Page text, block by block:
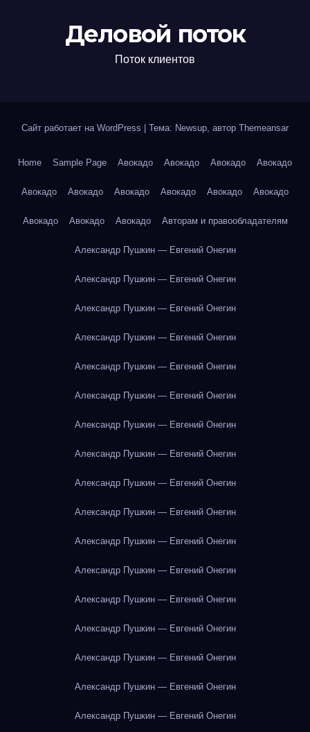
Деловой поток
Поток клиентов
Сайт работает на WordPress Тема: Newsup, автор Themeansar
Home Sample Page Авокадо Авокадо Авокадо Авокадо
Авокадо Авокадо Авокадо Авокадо Авокадо Авокадо
Авокадо Авокадо Авокадо Авторам и правообладателям
Александр Пушкин — Евгений Онегин
Александр Пушкин — Евгений Онегин
Александр Пушкин — Евгений Онегин
Александр Пушкин — Евгений Онегин
Александр Пушкин — Евгений Онегин
Александр Пушкин — Евгений Онегин
Александр Пушкин — Евгений Онегин
Александр Пушкин — Евгений Онегин
Александр Пушкин — Евгений Онегин
Александр Пушкин — Евгений Онегин
Александр Пушкин — Евгений Онегин
Александр Пушкин — Евгений Онегин
Александр Пушкин — Евгений Онегин
Александр Пушкин — Евгений Онегин
Александр Пушкин — Евгений Онегин
Александр Пушкин — Евгений Онегин
Александр Пушкин — Евгений Онегин